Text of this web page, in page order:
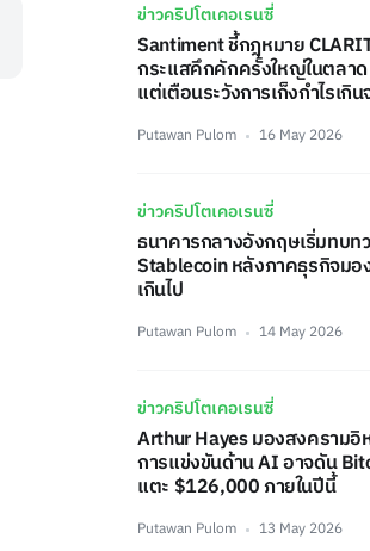
ข่าวคริปโตเคอเรนซี่
Santiment ชี้กฎหมาย
กระแสคึกคักครั้งใหญ่ในตลา
แต่เตือนระวังการเก็งกำไรเกิ
Putawan Pulom 16 May 2026
ข่าวคริปโตเคอเรนซี่
ธนาคารกลางอังกฤษเริ่มทบท
Stablecoin หลังภาคธุรกิจมอ
เกินไป
Putawan Pulom 14 May 2026
ข่าวคริปโตเคอเรนซี่
Arthur Hayes มองสงครามอิ
การแข่งขันด้าน AI อาจดัน
แตะ $126,000 ภายในปีนี้
Putawan Pulom 13 May 2026